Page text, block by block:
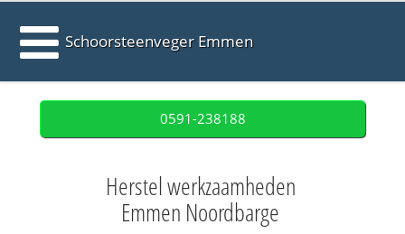
Schoorsteenveger Emmen
0591-238188
Herstel werkzaamheden
Emmen Noordbarge